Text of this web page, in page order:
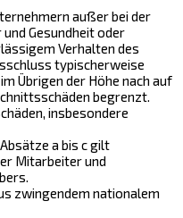
außer bei der
Gesundheit oder
Verhalten des
typischerweise
Übrigen der Höhe nach auf
begrenzt.
insbesondere
a bis c gilt
Mitarbeiter und
zwingendem nationalem